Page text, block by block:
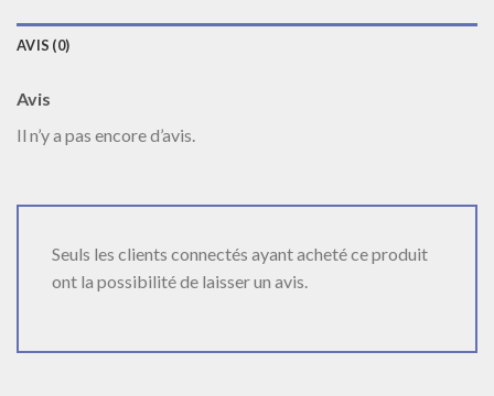
AVIS (0)
Avis
Il n’y a pas encore d’avis.
Seuls les clients connectés ayant acheté ce produit
ont la possibilité de laisser un avis.